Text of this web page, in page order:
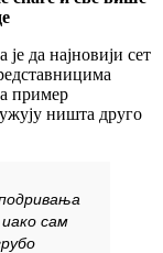
да најновији сет
пример
ништа друго
сам